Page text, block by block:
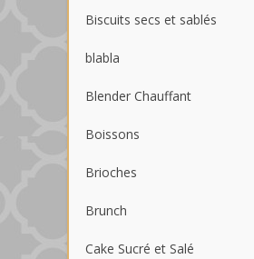
Biscuits secs et sablés
blabla
Blender Chauffant
Boissons
Brioches
Brunch
Cake Sucré et Salé